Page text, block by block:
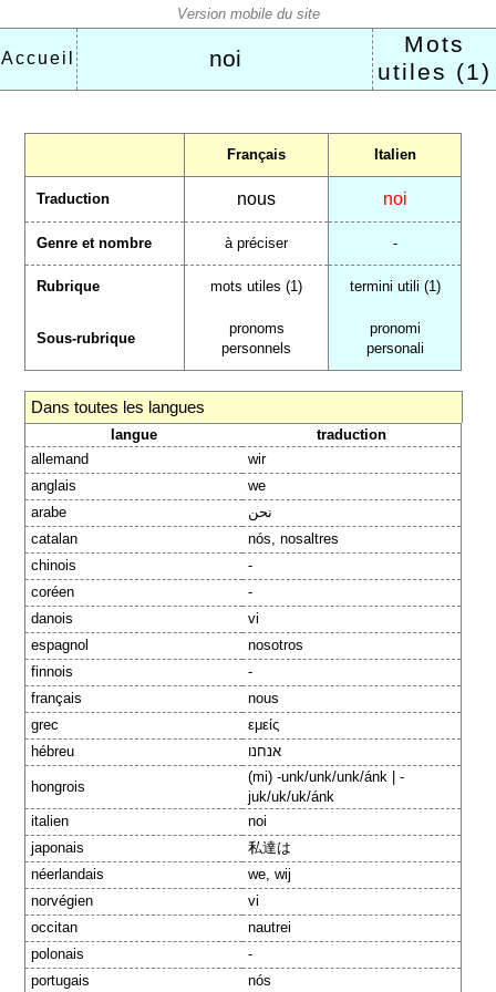
Accueil noi
Mots
utiles (1)
Français Italien
Traduction nous noi
Genre et nombre à préciser -
Rubrique mots utiles (1) termini utili (1)
Sous-rubrique
pronoms
personnels
pronomi
personali
Dans toutes les langues
langue
traduction
allemand
wir
anglais
we
arabe
نحن
catalan
nós, nosaltres
chinois
-
coréen
-
danois
vi
espagnol
nosotros
finnois
-
français
nous
grec
εμείς
hébreu
אנחנו
hongrois
(mi) -unk/unk/unk/ánk | -
juk/uk/uk/ánk
italien
noi
japonais
私達は
néerlandais
we, wij
norvégien
vi
occitan
nautrei
polonais
-
portugais
nós